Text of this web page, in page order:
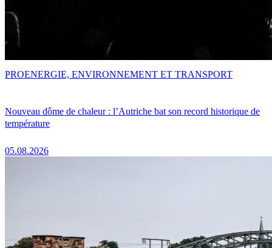
Nouveau dôme de chaleur : l’Autriche bat son record historique de
température
05.08.2026
PROENERGIE, ENVIRONNEMENT ET TRANSPORT